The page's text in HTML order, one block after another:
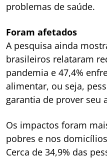
problemas de saúde.
Foram afetados
A pesquisa ainda
brasileiros relataram
pandemia e 47,4%
alimentar, ou seja,
garantia de prover seu
Os impactos foram
pobres e nos
Cerca de 34,9% das